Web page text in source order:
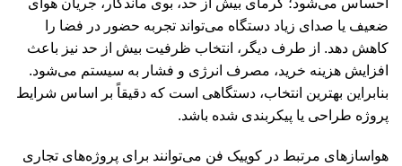
ضعیف یا صدای زیاد دستگاه می‌تواند تجربه حضور در فضا را
کاهش دهد. از طرف دیگر، انتخاب ظرفیت بیش از حد نیز باعث
افزایش هزینه خرید، مصرف انرژی و فشار به سیستم می‌شود.
بنابراین بهترین انتخاب، دستگاهی است که دقیقاً بر اساس شرایط
پروژه طراحی یا پیکربندی شده باشد.
هواسازهای مرتبط در کوییک فن می‌توانند برای پروژه‌های تجاری